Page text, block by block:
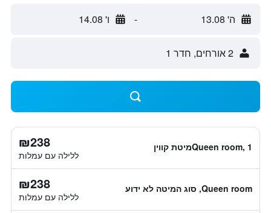
ה' 13.08 - ו' 14.08
2 אורחים, חדר 1
Queen room, 1מיטת קווין ₪238
ללילה עם עמלות
Queen room, סוג המיטה לא ידוע ₪238
ללילה עם עמלות